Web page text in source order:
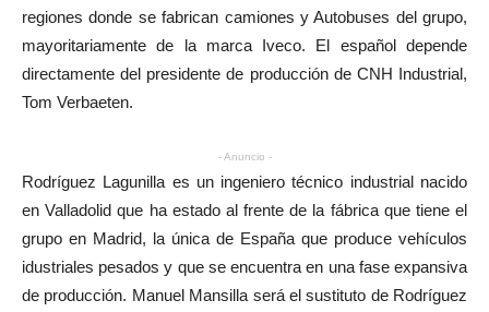
regiones donde se fabrican camiones y Autobuses del grupo,
mayoritariamente de la marca Iveco. El español depende
directamente del presidente de producción de CNH Industrial,
Tom Verbaeten.
- Anuncio -
Rodríguez Lagunilla es un ingeniero técnico industrial nacido
en Valladolid que ha estado al frente de la fábrica que tiene el
grupo en Madrid, la única de España que produce vehículos
idustriales pesados y que se encuentra en una fase expansiva
de producción. Manuel Mansilla será el sustituto de Rodríguez